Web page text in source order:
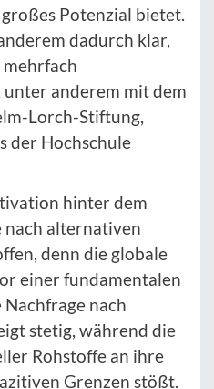
Potenzial bietet.
dadurch klar,
anderem mit dem
Lorch-Stiftung,
der Hochschule
hinter dem
nach alternativen
denn die globale
einer fundamentalen
nach
stetig, während die
Rohstoffe an ihre
Grenzen stößt.